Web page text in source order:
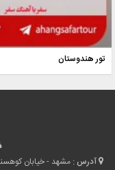
تور هندوستان
آدرس :